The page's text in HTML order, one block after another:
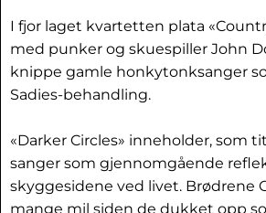
I fjor laget kvartetten plata
med punker og skuespiller John
knippe gamle honkytonksanger
Sadies-behandling.
«Darker Circles» inneholder, som
sanger som gjennomgående
skyggesidene ved livet. Brødrene
mange mil siden de dukket opp